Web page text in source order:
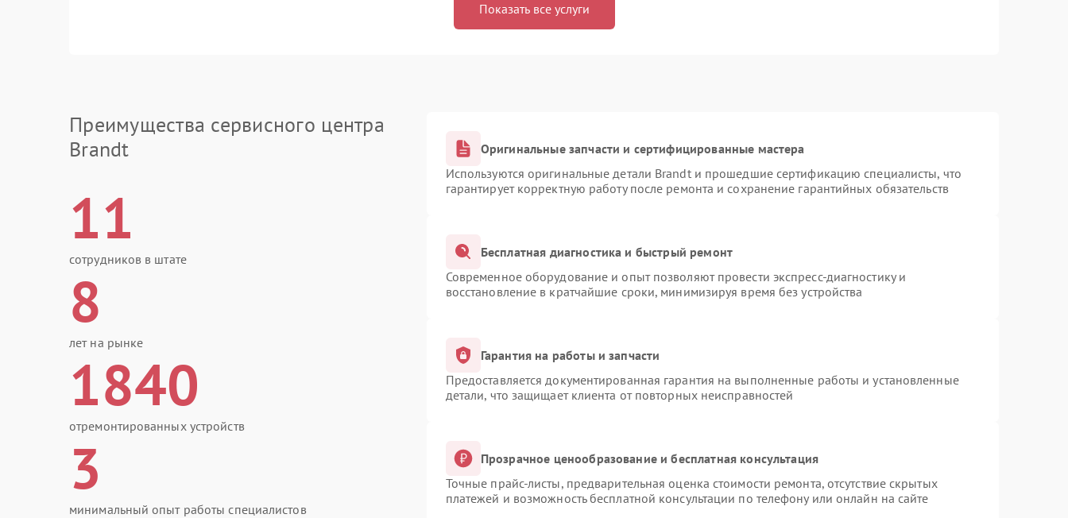
Показать все услуги
Преимущества сервисного центра
Brandt
11
сотрудников в штате
8
лет на рынке
1840
отремонтированных устройств
3
минимальный опыт работы специалистов
Оригинальные запчасти и сертифицированные мастера
Используются оригинальные детали Brandt и прошедшие сертификацию специалисты, что
гарантирует корректную работу после ремонта и сохранение гарантийных обязательств
Бесплатная диагностика и быстрый ремонт
Современное оборудование и опыт позволяют провести экспресс-диагностику и
восстановление в кратчайшие сроки, минимизируя время без устройства
Гарантия на работы и запчасти
Предоставляется документированная гарантия на выполненные работы и установленные
детали, что защищает клиента от повторных неисправностей
Прозрачное ценообразование и бесплатная консультация
Точные прайс-листы, предварительная оценка стоимости ремонта, отсутствие скрытых
платежей и возможность бесплатной консультации по телефону или онлайн на сайте